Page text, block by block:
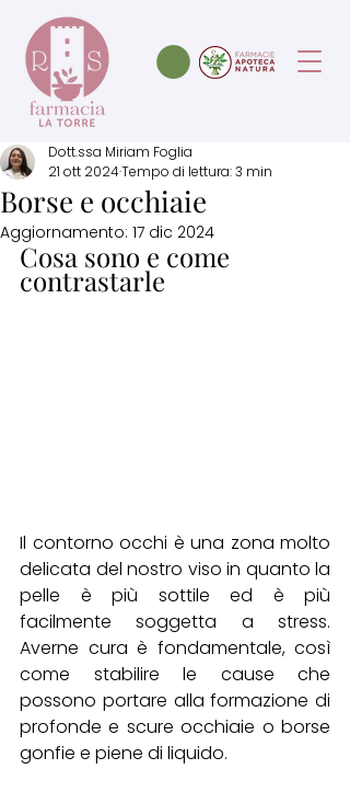
Borse e occhiaie
Dott.ssa Miriam Foglia
21 ott 2024Tempo di lettura: 3 min
Aggiornamento: 17 dic 2024
Cosa sono e come
contrastarle
Il contorno occhi è una zona molto
delicata del nostro viso in quanto la
pelle è più sottile ed è più
facilmente soggetta a stress.
Averne cura è fondamentale, così
come stabilire le cause che
possono portare alla formazione di
profonde e scure occhiaie o borse
gonfie e piene di liquido.